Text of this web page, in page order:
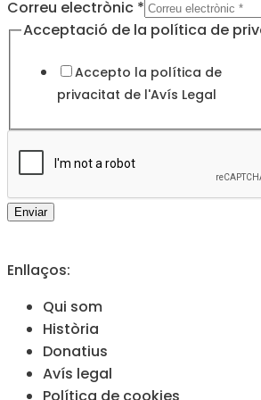
electrònic
Correu
Correu electrònic *
Acceptació de la política de
Accepto la política de
privacitat de l'Avís Legal
Enviar
Enllaços:
Qui som
Història
Donatius
Avís legal